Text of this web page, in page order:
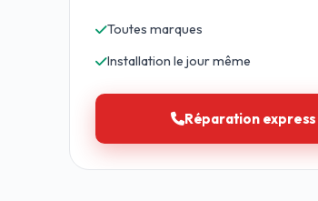
Toutes marques
Installation le jour même
Réparation express